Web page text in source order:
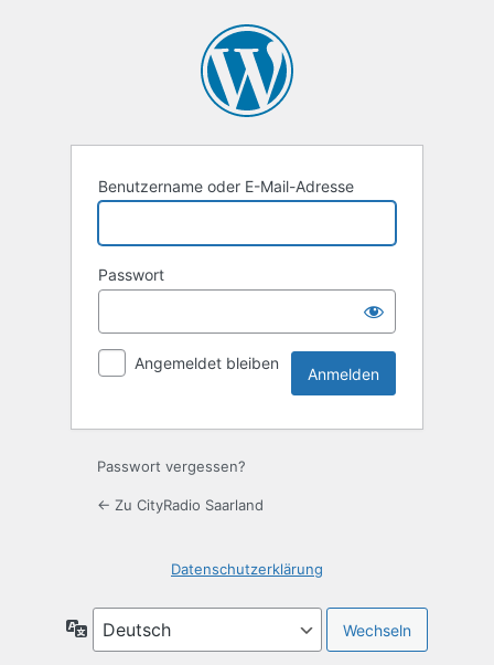
Benutzername oder E-Mail-Adresse
Passwort
Angemeldet bleiben
Passwort vergessen?
← Zu CityRadio Saarland
Datenschutzerklärung
Sprache